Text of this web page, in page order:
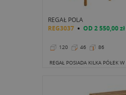
REGAŁ POLA
REG3037 OD 2 550,00 zł
120 46 86